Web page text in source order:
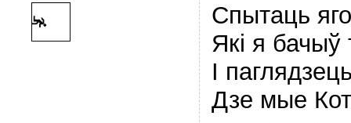
Спытаць
Якi я бачыў
I
Дзе мые